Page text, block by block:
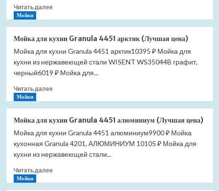
(Лучшая
Читать далееПрочитать
для
кухни
Granula
4451
(Лучшая
Мойки
Мойка для кухни Granula 4451 арктик (Лучшая цена)
Мойка для кухни Granula 4451 арктик10395 ₽ Мойка для
кухни из нержавеющей стали WISENT WS35044B графит,
черный6019 ₽ Мойка для...
Читать далееПрочитать
для
кухни
Granula
4451
(Лучшая
Мойки
Мойка для кухни Granula 4451 алюминиум (Лучшая цена)
Мойка для кухни Granula 4451 алюминиум9900 ₽ Мойка
кухонная Granula 4201, АЛЮМИНИУМ 10105 ₽ Мойка для
кухни из нержавеющей стали...
Читать далееПрочитать
Мойки